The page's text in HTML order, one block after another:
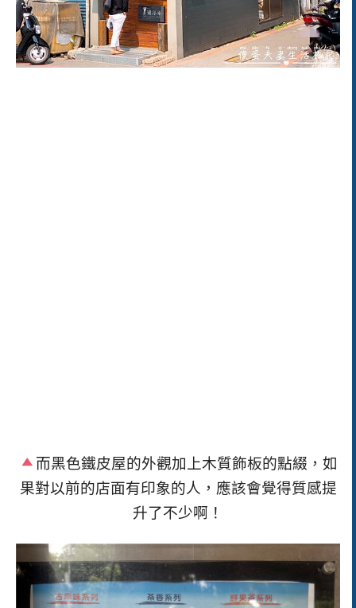
而黑色鐵皮屋的外觀加上木質飾板的點綴，如
果對以前的店面有印象的人，應該會覺得質感提
升了不少啊！